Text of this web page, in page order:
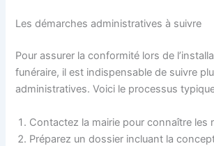
Les démarches administratives à suivre
Pour assurer la conformité lors de
funéraire, il est indispensable de suivre
administratives. Voici le processus
Contactez la mairie pour connaître les
Préparez un dossier incluant la